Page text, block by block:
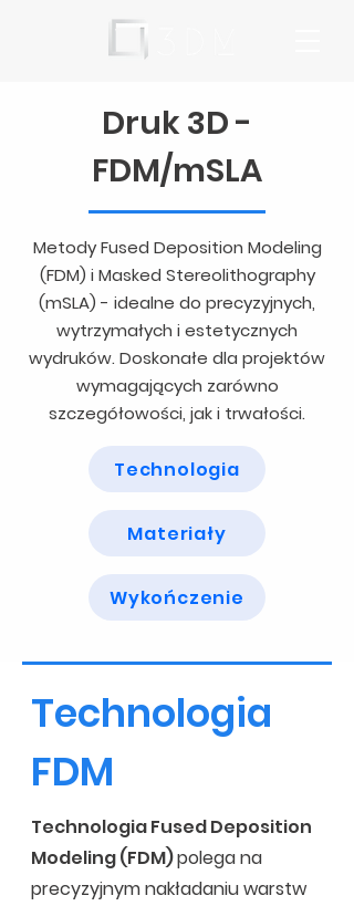
Druk 3D -
FDM/mSLA
Metody Fused Deposition Modeling
(FDM) i Masked Stereolithography
(mSLA) - idealne do precyzyjnych,
wytrzymałych i estetycznych
wydruków. Doskonałe dla projektów
wymagających zarówno
szczegółowości, jak i trwałości.
Technologia
Materiały
Wykończenie
Technologia
FDM
Technologia Fused Deposition
Modeling (FDM)polega na
precyzyjnym nakładaniu warstw